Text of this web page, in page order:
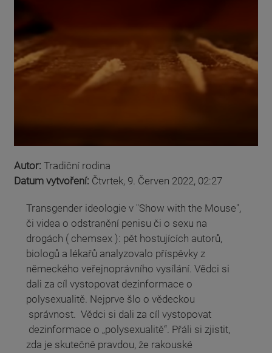
Autor: Tradiční rodina
Datum vytvoření: Čtvrtek, 9. Červen 2022, 02:27
Transgender ideologie v "Show with the Mouse",
či videa o odstranění penisu či o sexu na
drogách ( chemsex ): pět hostujících autorů,
biologů a lékařů analyzovalo příspěvky z
německého veřejnoprávního vysílání. Vědci si
dali za cíl vystopovat dezinformace o
polysexualitě. Nejprve šlo o vědeckou
správnost. Vědci si dali za cíl vystopovat
dezinformace o „polysexualitě“. Přáli si zjistit,
zda je skutečně pravdou, že rakouské